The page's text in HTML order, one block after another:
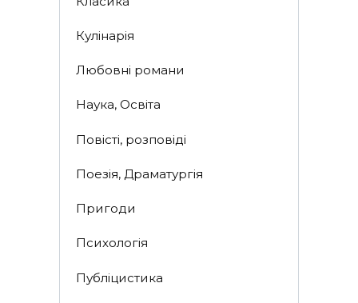
Кулінарія
Любовні романи
Наука, Освіта
Повісті, розповіді
Поезія, Драматургія
Пригоди
Психологія
Публіцистика